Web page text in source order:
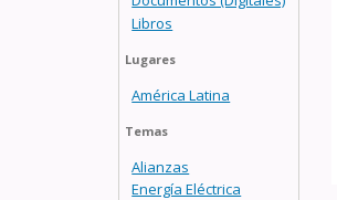
Libros
Lugares
América Latina
Temas
Alianzas
Energía Eléctrica